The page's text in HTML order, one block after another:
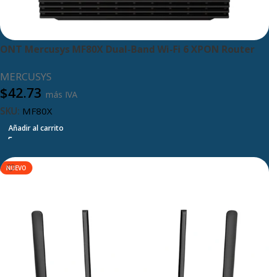
ONT Mercusys MF80X Dual-Band Wi-Fi 6 XPON Router
MERCUSYS
$42.73 más IVA
SKU: MF80X
Añadir al carrito
NUEVO